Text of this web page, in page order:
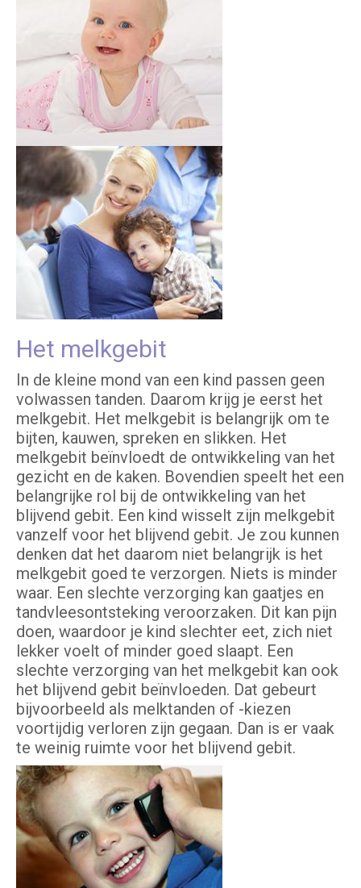
Het melkgebit
In de kleine mond van een kind passen geen
volwassen tanden. Daarom krijg je eerst het
melkgebit. Het melkgebit is belangrijk om te
bijten, kauwen, spreken en slikken. Het
melkgebit beïnvloedt de ontwikkeling van het
gezicht en de kaken. Bovendien speelt het een
belangrijke rol bij de ontwikkeling van het
blijvend gebit. Een kind wisselt zijn melkgebit
vanzelf voor het blijvend gebit. Je zou kunnen
denken dat het daarom niet belangrijk is het
melkgebit goed te verzorgen. Niets is minder
waar. Een slechte verzorging kan gaatjes en
tandvleesontsteking veroorzaken. Dit kan pijn
doen, waardoor je kind slechter eet, zich niet
lekker voelt of minder goed slaapt. Een
slechte verzorging van het melkgebit kan ook
het blijvend gebit beïnvloeden. Dat gebeurt
bijvoorbeeld als melktanden of -kiezen
voortijdig verloren zijn gegaan. Dan is er vaak
te weinig ruimte voor het blijvend gebit.